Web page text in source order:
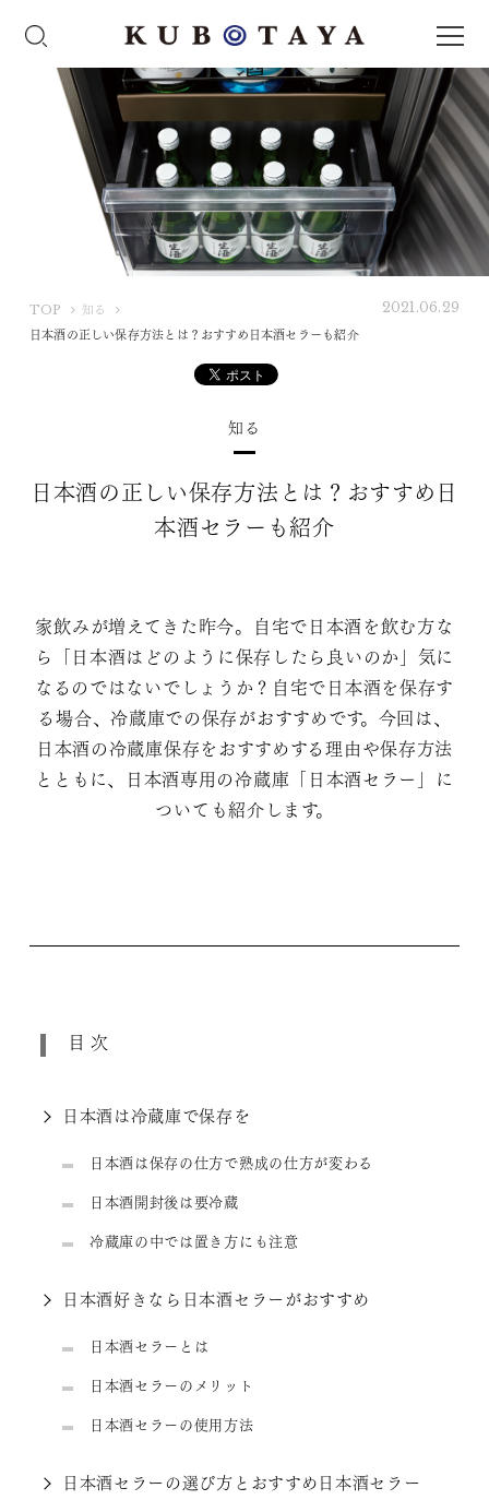
TOP
U
知る
日本酒の正しい保存方法とは？おすすめ日本酒セラーも紹介
2021.06.29
知る
日本酒の正しい保存方法とは？おすすめ日
本酒セラーも紹介
家飲みが増えてきた昨今。自宅で日本酒を飲む方な
ら「日本酒はどのように保存したら良いのか」気に
なるのではないでしょうか？自宅で日本酒を保存す
る場合、冷蔵庫での保存がおすすめです。今回は、
日本酒の冷蔵庫保存をおすすめする理由や保存方法
とともに、日本酒専用の冷蔵庫「日本酒セラー」に
ついても紹介します。
目次
日本酒は冷蔵庫で保存を
日本酒は保存の仕方で熟成の仕方が変わる
日本酒開封後は要冷蔵
冷蔵庫の中では置き方にも注意
日本酒好きなら日本酒セラーがおすすめ
日本酒セラーとは
日本酒セラーのメリット
日本酒セラーの使用方法
日本酒セラーの選び方とおすすめ日本酒セラー